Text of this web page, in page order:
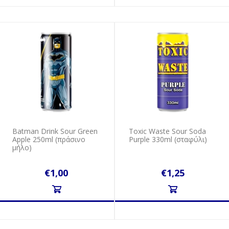
Batman Drink Sour Green
Apple 250ml (πράσινο
μήλο)
€1,00
Toxic Waste Sour Soda
Purple 330ml (σταφύλι)
€1,25